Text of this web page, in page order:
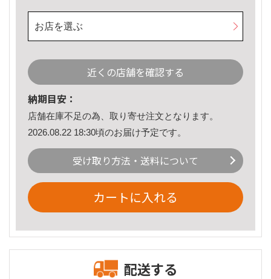
お店を選ぶ
近くの店舗を確認する
納期目安：
店舗在庫不足の為、取り寄せ注文となります。
2026.08.22 18:30頃のお届け予定です。
受け取り方法・送料について
カートに入れる
配送する